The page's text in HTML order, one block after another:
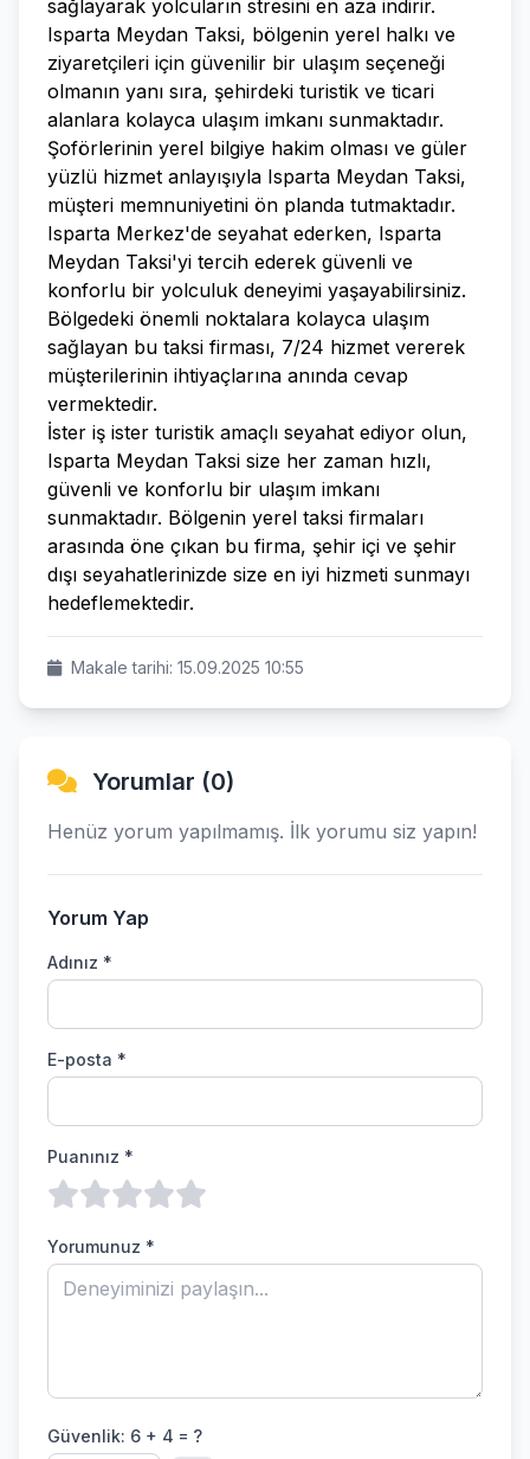
sağlayarak yolcuların stresini en aza indirir.
Isparta Meydan Taksi, bölgenin yerel halkı ve
ziyaretçileri için güvenilir bir ulaşım seçeneği
olmanın yanı sıra, şehirdeki turistik ve ticari
alanlara kolayca ulaşım imkanı sunmaktadır.
Şoförlerinin yerel bilgiye hakim olması ve güler
yüzlü hizmet anlayışıyla Isparta Meydan Taksi,
müşteri memnuniyetini ön planda tutmaktadır.
Isparta Merkez'de seyahat ederken, Isparta
Meydan Taksi'yi tercih ederek güvenli ve
konforlu bir yolculuk deneyimi yaşayabilirsiniz.
Bölgedeki önemli noktalara kolayca ulaşım
sağlayan bu taksi firması, 7/24 hizmet vererek
müşterilerinin ihtiyaçlarına anında cevap
vermektedir.
İster iş ister turistik amaçlı seyahat ediyor olun,
Isparta Meydan Taksi size her zaman hızlı,
güvenli ve konforlu bir ulaşım imkanı
sunmaktadır. Bölgenin yerel taksi firmaları
arasında öne çıkan bu firma, şehir içi ve şehir
dışı seyahatlerinizde size en iyi hizmeti sunmayı
hedeflemektedir.
Makale tarihi: 15.09.2025 10:55
Yorumlar (0)
Henüz yorum yapılmamış. İlk yorumu siz yapın!
Yorum Yap
Adınız *
E-posta *
Puanınız *
Yorumunuz *
Güvenlik: 6 + 4 = ?